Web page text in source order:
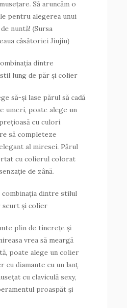
Să aruncăm o
pentru alegerea unui
nuntă! (Sursa
căsătoriei Jiujiu)
dintre
lung de păr și colier
să-și lase părul să cadă
umeri, poate alege un
cu culori
să completeze
al miresei. Părul
cu colierul colorat
de zână.
combinația dintre stilul
și colier
plin de tinerețe și
vrea să meargă
poate alege un colier
cu diamante cu un lanț
cu claviculă sexy,
proaspăt și